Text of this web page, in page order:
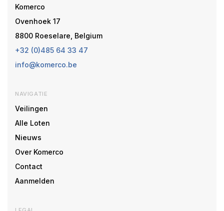
Komerco
Ovenhoek 17
8800 Roeselare, Belgium
+32 (0)485 64 33 47
info@komerco.be
NAVIGATIE
Veilingen
Alle Loten
Nieuws
Over Komerco
Contact
Aanmelden